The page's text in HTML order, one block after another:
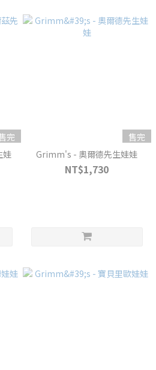
完
娃
售完
Grimm's - 奧爾德先生娃娃
NT$1,730